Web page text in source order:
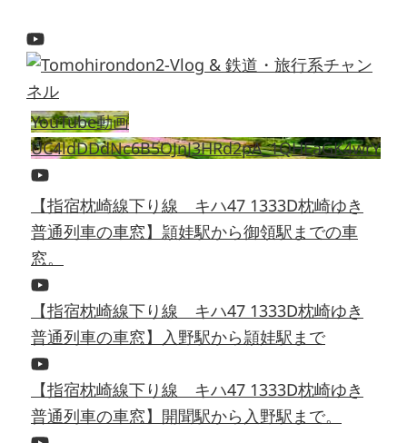
YouTube動画
UC4ldDDdNc6B5OJnJ3HRd2pA_1QHEaGK4wrY
【指宿枕崎線下り線 キハ47 1333D枕崎ゆき
普通列車の車窓】頴娃駅から御領駅までの車
窓。
【指宿枕崎線下り線 キハ47 1333D枕崎ゆき
普通列車の車窓】入野駅から頴娃駅まで
【指宿枕崎線下り線 キハ47 1333D枕崎ゆき
普通列車の車窓】開聞駅から入野駅まで。